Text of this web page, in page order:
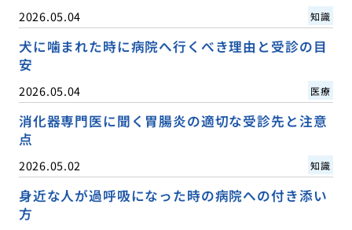
2026.05.04 知識
犬に噛まれた時に病院へ行くべき理由と受診の目
安
2026.05.04 医療
消化器専門医に聞く胃腸炎の適切な受診先と注意
点
2026.05.02 知識
身近な人が過呼吸になった時の病院への付き添い
方